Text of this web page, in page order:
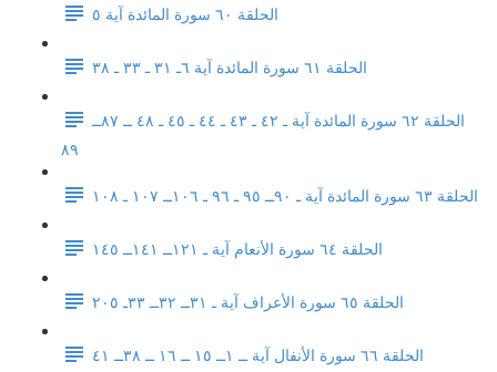
الحلقة ٦٠ سورة المائدة آية ٥
الحلقة ٦١ سورة المائدة آية ٦ـ ٣١ ـ ٣٣ ـ ٣٨
الحلقة ٦٢ سورة المائدة آية ـ ٤٢ ـ ٤٣ ـ ٤٤ ـ ٤٥ ـ ٤٨ ــ ٨٧ــ
٨٩
الحلقة ٦٣ سورة المائدة آية ـ ٩٠ــ ٩٥ ـ ٩٦ ـ ١٠٦ــ ١٠٧ ـ ١٠٨
الحلقة ٦٤ سورة الأنعام آية ـ ١٢١ــ ١٤١ــ ١٤٥
الحلقة ٦٥ سورة الأعراف آية ـ ٣١ــ ٣٢ــ ٣٣ـ ٢٠٥
الحلقة ٦٦ سورة الأنفال آية ــ ١ــ ١٥ ــ ١٦ ــ ٣٨ــ ٤١